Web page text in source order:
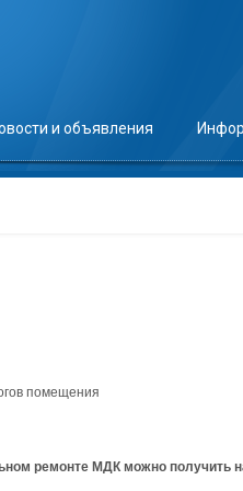
и объявления
помещения
ремонте МДК можно получить